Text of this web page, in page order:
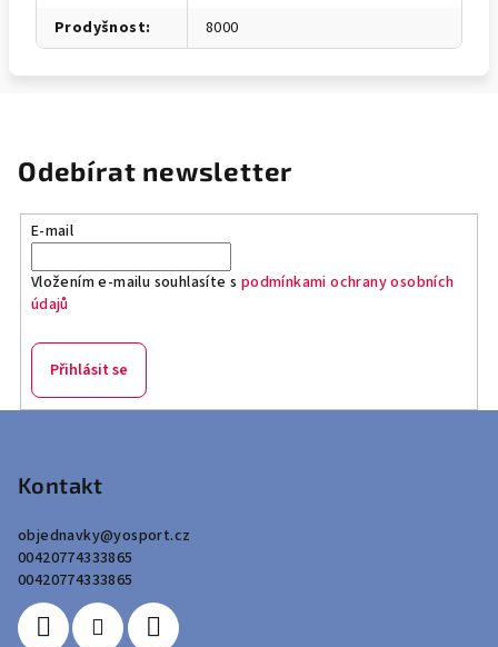
Prodyšnost: 8000
Odebírat newsletter
E-mail
Vložením e-mailu souhlasíte s podmínkami ochrany osobních
údajů
Přihlásit se
Kontakt
objednavky@yosport.cz
00420774333865
00420774333865